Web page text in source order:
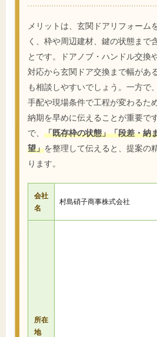
メリットは、玄関ドアリフォーム
く、枠や周辺建材、鍵の状態まで
とです。ドアノブ・ハンドル交換
対応から玄関ドア交換まで幅があ
も相談しやすいでしょう。一方で
手配や現場条件で工程が変わるた
納期を早めに伝えることが重要で
で、 「既存枠の状態」「段差・納
望」を整理して伝えると、提案の
ります。
会社
名
村島硝子商事株式会社
所在
地